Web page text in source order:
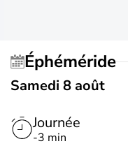
Éphéméride
Samedi 8 août
Journée
-3 min